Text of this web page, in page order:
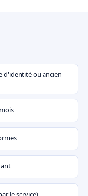
d'identité ou ancien
le service)